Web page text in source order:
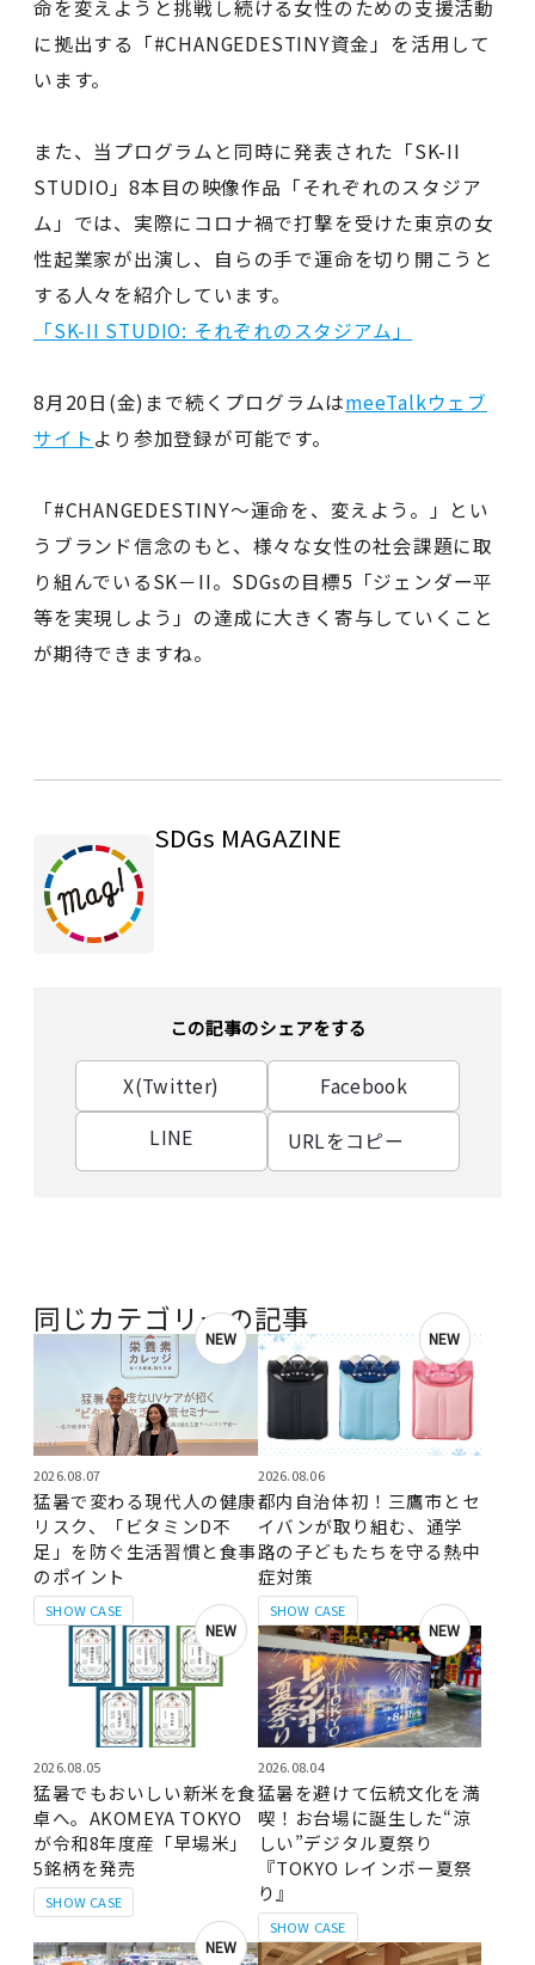
命を変えようと挑戦し続ける女性のための支援活動
に拠出する「#CHANGEDESTINY資金」を活用して
います。
また、当プログラムと同時に発表された「SK-II
STUDIO」8本目の映像作品「それぞれのスタジア
ム」では、実際にコロナ禍で打撃を受けた東京の女
性起業家が出演し、自らの手で運命を切り開こうと
する人々を紹介しています。
「SK-II STUDIO: それぞれのスタジアム」
8月20日(金)まで続くプログラムはmeeTalkウェブ
サイトより参加登録が可能です。
「#CHANGEDESTINY～運命を、変えよう。」とい
うブランド信念のもと、様々な女性の社会課題に取
り組んでいるSK－II。SDGsの目標5「ジェンダー平
等を実現しよう」の達成に大きく寄与していくこと
が期待できますね。
SDGs MAGAZINE
この記事のシェアをする
X(Twitter)
Facebook
LINE
URLをコピー
同じカテゴリーの記事
NEW
SHOW CASE
2026.08.07
猛暑で変わる現代人の健康
リスク、「ビタミンD不
足」を防ぐ生活習慣と食事
のポイント
NEW
SHOW CASE
2026.08.06
都内自治体初！三鷹市とセ
イバンが取り組む、通学
路の子どもたちを守る熱中
症対策
NEW
SHOW CASE
2026.08.05
猛暑でもおいしい新米を食
卓へ。AKOMEYA TOKYO
が令和8年度産「早場米」
5銘柄を発売
NEW
SHOW CASE
2026.08.04
猛暑を避けて伝統文化を満
喫！お台場に誕生した“涼
しい”デジタル夏祭り
『TOKYO レインボー夏祭
り』
NEW